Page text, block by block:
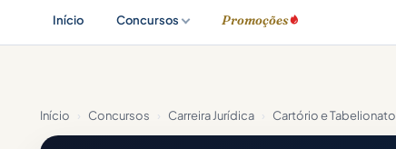
Início Concursos Promoções
Início › Concursos › Carreira Jurídica › Cartório e Tabelionato